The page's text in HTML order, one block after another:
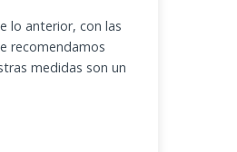
lo anterior, con las
recomendamos
medidas son un